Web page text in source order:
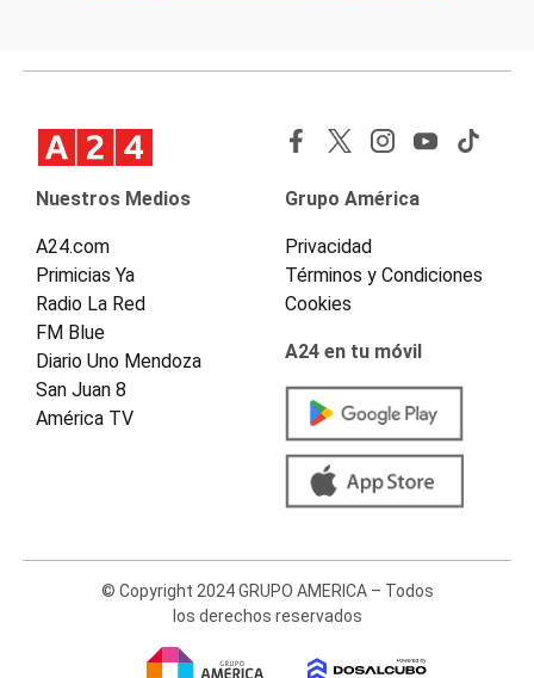
Nuestros Medios
A24.com
Primicias Ya
Radio La Red
FM Blue
Diario Uno Mendoza
San Juan 8
América TV
Grupo América
Privacidad
Términos y Condiciones
Cookies
A24 en tu móvil
© Copyright 2024 GRUPO AMERICA – Todos
los derechos reservados